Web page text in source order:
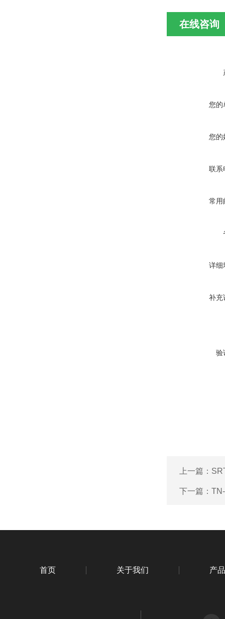
在线咨询
您的
您的
联系
常用
详细
补充
验
上一篇：
下一篇：
首页 关于我们 产